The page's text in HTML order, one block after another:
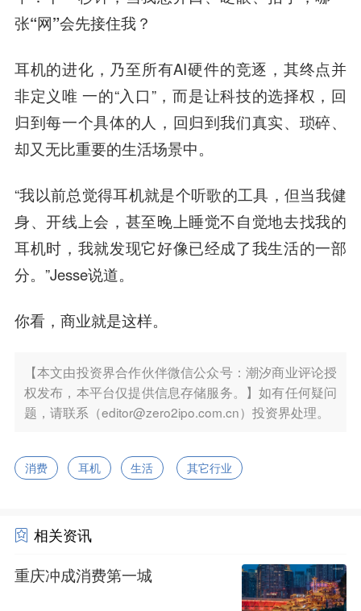
张“网”会先接住我？
耳机的进化，乃至所有AI硬件的竞逐，其终点并
非定义唯 一的“入口”，而是让科技的选择权，回
归到每一个具体的人，回归到我们真实、琐碎、
却又无比重要的生活场景中。
“我以前总觉得耳机就是个听歌的工具，但当我健
身、开线上会，甚至晚上睡觉不自觉地去找我的
耳机时，我就发现它好像已经成了我生活的一部
分。”Jesse说道。
你看，商业就是这样。
【本文由投资界合作伙伴微信公众号：潮汐商业评论授
权发布，本平台仅提供信息存储服务。】如有任何疑问
题，请联系（editor@zero2ipo.com.cn）投资界处理。
消费 耳机 生活 其它行业
相关资讯
重庆冲成消费第一城